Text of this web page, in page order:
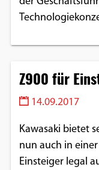
Z900 für
14.09.2017
Kawasaki bietet
nun auch in
Einsteiger legal